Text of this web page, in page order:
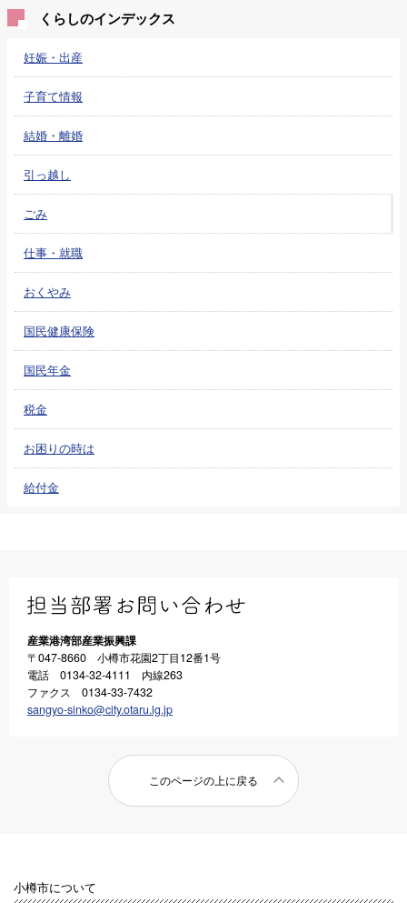
くらしのインデックス
妊娠・出産
子育て情報
結婚・離婚
引っ越し
ごみ
仕事・就職
おくやみ
国民健康保険
国民年金
税金
お困りの時は
給付金
産業港湾部産業振興課
〒047-8660 小樽市花園2丁目12番1号
電話 0134-32-4111 内線263
ファクス 0134-33-7432
sangyo-sinko@city.otaru.lg.jp
このページの上に戻る
小樽市について